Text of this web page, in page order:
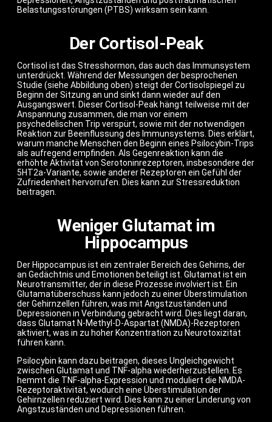
Belastungsstörungen (PTBS) wirksam sein kann.
Der Cortisol-Peak
Cortisol ist das Stresshormon, das auch das Immunsystem
unterdrückt. Während der Messungen der besprochenen
Studie (siehe Abbildung oben) steigt der Cortisolspiegel zu
Beginn der Sitzung an und sinkt dann wieder auf den
Ausgangswert. Dieser Cortisol-Peak hängt teilweise mit der
Anspannung zusammen, die man vor einem
psychedelischen Trip verspürt, sowie mit der notwendigen
Reaktion zur Beeinflussung des Immunsystems. Dies erklärt,
warum manche Menschen den Beginn eines Psilocybin-Trips
als aufregend empfinden. Als Gegenreaktion kann die
erhöhte Aktivität von Serotoninrezeptoren, insbesondere der
5HT2a-Variante, sowie anderer Rezeptoren ein Gefühl der
Zufriedenheit hervorrufen. Dies kann zur Stressreduktion
beitragen.
Weniger Glutamat im
Hippocampus
Der Hippocampus ist ein zentraler Bereich des Gehirns, der
an Gedächtnis und Emotionen beteiligt ist. Glutamat ist ein
Neurotransmitter, der in diese Prozesse involviert ist. Ein
Glutamatüberschuss kann jedoch zu einer Überstimulation
der Gehirnzellen führen, was mit Angstzuständen und
Depressionen in Verbindung gebracht wird. Dies liegt daran,
dass Glutamat N-Methyl-D-Aspartat (NMDA)-Rezeptoren
aktiviert, was in zu hoher Konzentration zu Neurotoxizität
führen kann.
Psilocybin kann dazu beitragen, dieses Ungleichgewicht
zwischen Glutamat und TNF-alpha wiederherzustellen. Es
hemmt die TNF-alpha-Expression und moduliert die NMDA-
Rezeptoraktivität, wodurch eine Überstimulation der
Gehirnzellen reduziert wird. Dies kann zu einer Linderung von
Angstzuständen und Depressionen führen.